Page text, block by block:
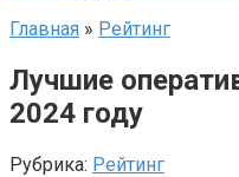
Главная » Рейтинг
Лучшие
2024 году
Рубрика: Рейтинг